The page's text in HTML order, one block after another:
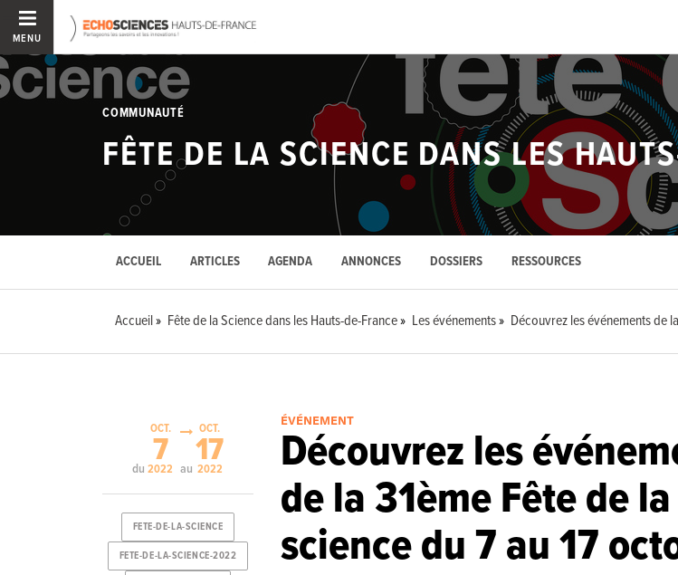
MENU
COMMUNAUTÉ
FÊTE DE LA SCIENCE DANS LES
ACCUEIL ARTICLES AGENDA ANNONCES DOSSIERS RESSOURCES
Accueil Fête de la Science dans les Hauts-de-France Les événements Découvrez les événements de
ÉVÉNEMENT
Découvrez les
de la 31ème Fête de la
science du 7 au 17
du
OCT.
7
2022 au
OCT.
17
2022
FETE-DE-LA-SCIENCE
FETE-DE-LA-SCIENCE-2022